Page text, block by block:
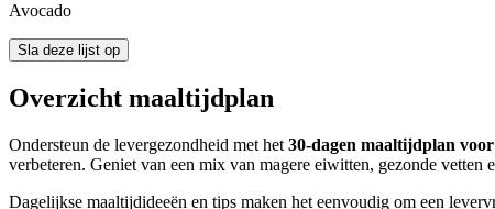
Avocado
Sla deze lijst op
Overzicht maaltijdplan
Ondersteun de levergezondheid met het 30-dagen maaltijdplan
verbeteren. Geniet van een mix van magere eiwitten, gezonde
Dagelijkse maaltijdideeën en tips maken het eenvoudig om een